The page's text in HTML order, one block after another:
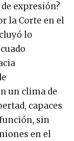
expresión?
la Corte en el
lo
un clima de
capaces
sin
en el